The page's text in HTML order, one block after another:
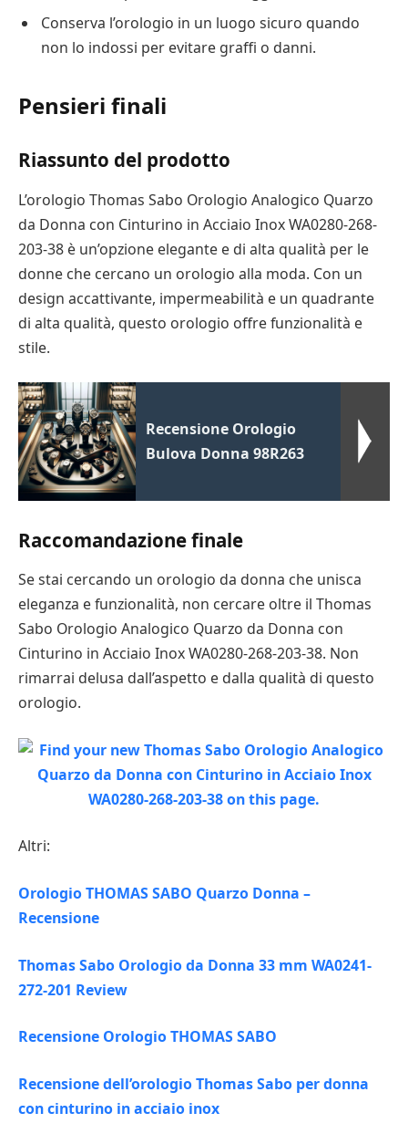
Conserva l’orologio in un luogo sicuro quando
non lo indossi per evitare graffi o danni.
Pensieri finali
Riassunto del prodotto
L’orologio Thomas Sabo Orologio Analogico Quarzo
da Donna con Cinturino in Acciaio Inox WA0280-268-
203-38 è un’opzione elegante e di alta qualità per le
donne che cercano un orologio alla moda. Con un
design accattivante, impermeabilità e un quadrante
di alta qualità, questo orologio offre funzionalità e
stile.
Recensione Orologio
Bulova Donna 98R263
Raccomandazione finale
Se stai cercando un orologio da donna che unisca
eleganza e funzionalità, non cercare oltre il Thomas
Sabo Orologio Analogico Quarzo da Donna con
Cinturino in Acciaio Inox WA0280-268-203-38. Non
rimarrai delusa dall’aspetto e dalla qualità di questo
orologio.
Altri:
Orologio THOMAS SABO Quarzo Donna –
Recensione
Thomas Sabo Orologio da Donna 33 mm WA0241-
272-201 Review
Recensione Orologio THOMAS SABO
Recensione dell’orologio Thomas Sabo per donna
con cinturino in acciaio inox